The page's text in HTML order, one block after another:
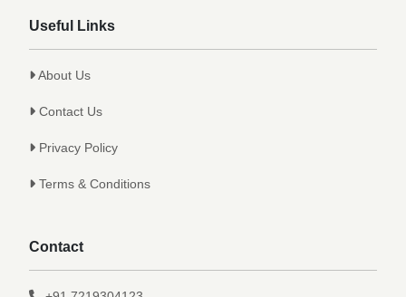
Useful Links
About Us
Contact Us
Privacy Policy
Terms & Conditions
Contact